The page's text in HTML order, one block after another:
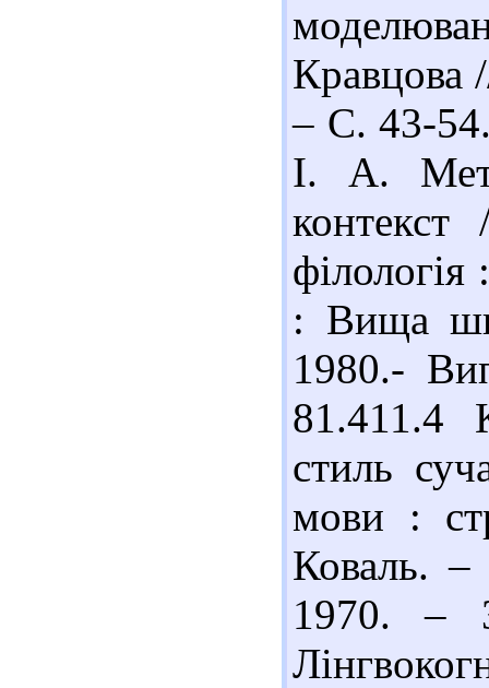
Кравцова
– С. 43-
І. А.
: Вища
1980.-
81.411.4
стиль
мови :
Коваль. –
1970. –